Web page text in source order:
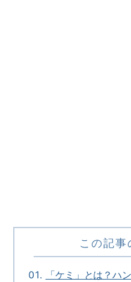
この記事
「ケミ」とは？ハ